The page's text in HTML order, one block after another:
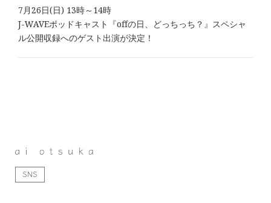
7月26日(日) 13時～14時
J-WAVEポッドキャスト『offの日、どっちっち？』スペシャ
ル公開収録へのゲスト出演が決定！
SNS